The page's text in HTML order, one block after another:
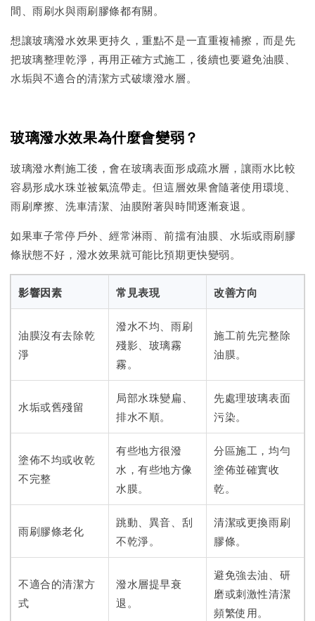
間、雨刷水與雨刷膠條都有關。
想讓玻璃潑水效果更持久，重點不是一直重複補擦，而是先
把玻璃整理乾淨，再用正確方式施工，後續也要避免油膜、
水垢與不適合的清潔方式破壞潑水層。
玻璃潑水效果為什麼會變弱？
玻璃潑水劑施工後，會在玻璃表面形成疏水層，讓雨水比較
容易形成水珠並被氣流帶走。但這層效果會隨著使用環境、
雨刷摩擦、洗車清潔、油膜附著與時間逐漸衰退。
如果車子常停戶外、經常淋雨、前擋有油膜、水垢或雨刷膠
條狀態不好，潑水效果就可能比預期更快變弱。
影響因素 常見表現 改善方向
油膜沒有去除乾
淨
潑水不均、雨刷
殘影、玻璃霧
霧。
施工前先完整除
油膜。
水垢或舊殘留
局部水珠變扁、
排水不順。
先處理玻璃表面
污染。
塗佈不均或收乾
不完整
有些地方很潑
水，有些地方像
水膜。
分區施工，均勻
塗佈並確實收
乾。
雨刷膠條老化
跳動、異音、刮
不乾淨。
清潔或更換雨刷
膠條。
不適合的清潔方
式
潑水層提早衰
退。
避免強去油、研
磨或刺激性清潔
頻繁使用。